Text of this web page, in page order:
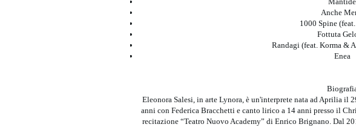
Anche
1000 Spine
Fottuta
Randagi (feat. Korma &
Enea
Eleonora Salesi, in arte Lynora, è un'interprete nata ad Aprilia il
anni con Federica Bracchetti e canto lirico a 14 anni presso il
recitazione “Teatro Nuovo Academy” di Enrico Brignano. Dal